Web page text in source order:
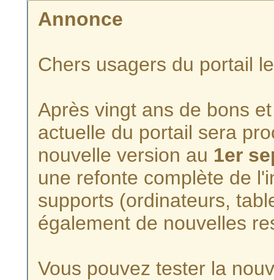
Annonce
Chers usagers du portail
Après vingt ans de bons
actuelle du portail sera
nouvelle version au 1er
une refonte complète de
supports (ordinateurs,
également de nouvelles
Vous pouvez tester la